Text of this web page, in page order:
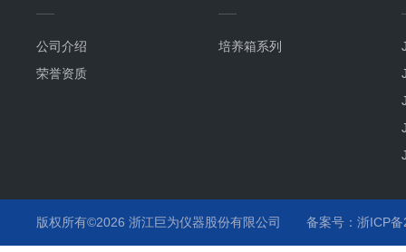
公司介绍
荣誉资质
培养箱系列
版权所有©2026 浙江巨为仪器股份有限公司 备案号：浙ICP